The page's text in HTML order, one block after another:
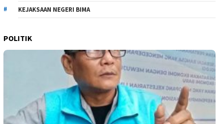
KEJAKSAAN NEGERI BIMA
POLITIK